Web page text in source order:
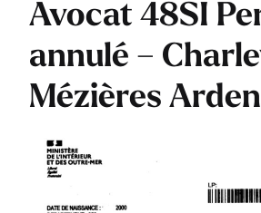
Avocat 48SI
annulé –
Mézières